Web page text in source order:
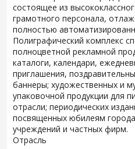
состоящее из
грамотного персонала,
полностью
Полиграфический комплекс
полноцветной рекламной
каталоги, календари,
приглашения,
баннеры; художественных и
упаковочной продукции для
отрасли; периодических
посвященных юбилеям
учреждений и частных фирм.
Отрасль